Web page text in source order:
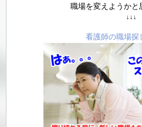
職場を変えようかと
↓↓↓
看護師の職場探